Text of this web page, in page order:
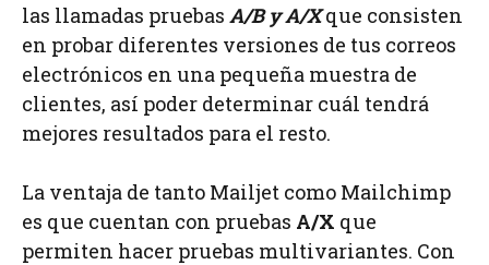
las llamadas pruebas A/B y A/Xque consisten
en probar diferentes versiones de tus correos
electrónicos en una pequeña muestra de
clientes, así poder determinar cuál tendrá
mejores resultados para el resto.
La ventaja de tanto Mailjet como Mailchimp
es que cuentan con pruebas A/X que
permiten hacer pruebas multivariantes. Con